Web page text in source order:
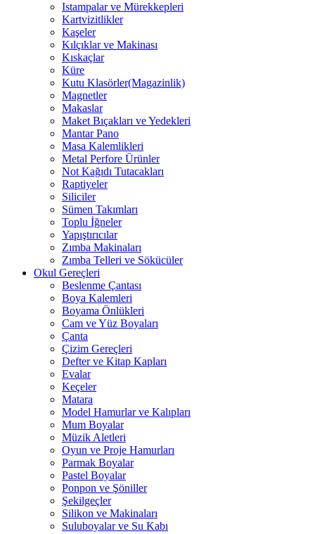
Istampalar ve Mürekkepleri
Kartvizitlikler
Kaşeler
Kılçıklar ve Makinası
Kıskaçlar
Küre
Kutu Klasörler(Magazinlik)
Magnetler
Makaslar
Maket Bıçakları ve Yedekleri
Mantar Pano
Masa Kalemlikleri
Metal Perfore Ürünler
Not Kağıdı Tutacakları
Raptiyeler
Siliciler
Sümen Takımları
Toplu İğneler
Yapıştırıcılar
Zımba Makinaları
Zımba Telleri ve Sökücüler
Okul Gereçleri
Beslenme Çantası
Boya Kalemleri
Boyama Önlükleri
Cam ve Yüz Boyaları
Çanta
Çizim Gereçleri
Defter ve Kitap Kapları
Evalar
Keçeler
Matara
Model Hamurlar ve Kalıpları
Mum Boyalar
Müzik Aletleri
Oyun ve Proje Hamurları
Parmak Boyalar
Pastel Boyalar
Ponpon ve Şöniller
Şekilgeçler
Silikon ve Makinaları
Suluboyalar ve Su Kabı